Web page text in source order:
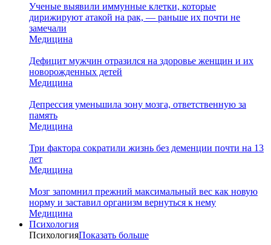
Ученые выявили иммунные клетки, которые
дирижируют атакой на рак, — раньше их почти не
замечали
Медицина
Дефицит мужчин отразился на здоровье женщин и их
новорожденных детей
Медицина
Депрессия уменьшила зону мозга, ответственную за
память
Медицина
Три фактора сократили жизнь без деменции почти на 13
лет
Медицина
Мозг запомнил прежний максимальный вес как новую
норму и заставил организм вернуться к нему
Медицина
Психология
ПсихологияПоказать больше